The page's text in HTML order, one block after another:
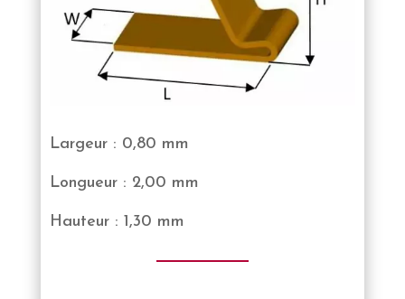
Largeur : 0,80 mm
Longueur : 2,00 mm
Hauteur : 1,30 mm